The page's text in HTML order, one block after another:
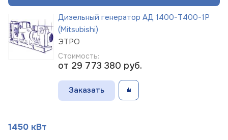
Дизельный генератор АД 1400-Т400-1Р
(Mitsubishi)
ЭТРО
Стоимость:
от 29 773 380 руб.
Заказать
1450 кВт